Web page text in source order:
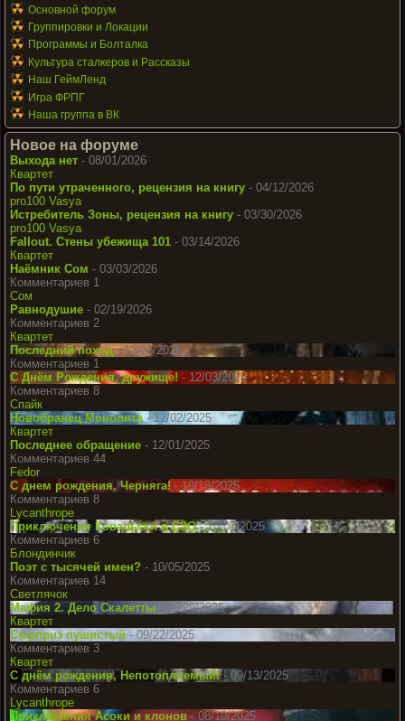
Основной форум
Группировки и Локации
Программы и Болталка
Культура сталкеров и Рассказы
Наш ГеймЛенд
Игра ФРПГ
Наша группа в ВК
Новое на форуме
Выхода нет - 08/01/2026
Квартет
По пути утраченного, рецензия на книгу - 04/12/2026
pro100 Vasya
Истребитель Зоны, рецензия на книгу - 03/30/2026
pro100 Vasya
Fallout. Стены убежища 101 - 03/14/2026
Квартет
Наёмник Сом - 03/03/2026
Комментариев 1
Сом
Равнодушие - 02/19/2026
Комментариев 2
Квартет
Последний поход- 12/08/2025
Комментариев 1
С Днём Рождения, дружище! - 12/03/2025
Комментариев 8
Спайк
Новобранец Монолита- 12/02/2025
Квартет
Последнее обращение - 12/01/2025
Комментариев 44
Fedor
С днем рождения, Черняга!- 10/18/2025
Комментариев 8
Lycanthrope
Приключения Ковальски в СЗО- 10/07/2025
Комментариев 6
Блондинчик
Поэт с тысячей имен? - 10/05/2025
Комментариев 14
Светлячок
Мафия 2. Дело Скалетты
- 09/29/2025
Квартет
Сюрприз пушистый - 09/22/2025
Комментариев 3
Квартет
С днём рождения, Непотопляемый!- 09/13/2025
Комментариев 6
Lycanthrope
Приключения Асоки и клонов- 08/10/2025